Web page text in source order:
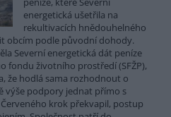
energetická ušetřila na
rekultivacích hnědouhelného
obcím podle původní dohody.
Severní energetická dát peníze
fondu životního prostředí (SFŽP),
že hodlá sama rozhodnout o
výše podpory jednat přímo s
krok překvapil, postup